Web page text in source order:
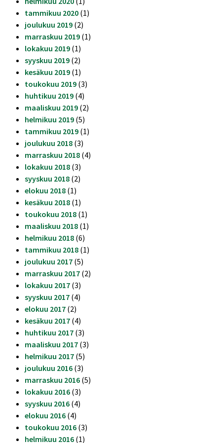
tammikuu 2020 (1)
joulukuu 2019 (2)
marraskuu 2019 (1)
lokakuu 2019 (1)
syyskuu 2019 (2)
kesäkuu 2019 (1)
toukokuu 2019 (3)
huhtikuu 2019 (4)
maaliskuu 2019 (2)
helmikuu 2019 (5)
tammikuu 2019 (1)
joulukuu 2018 (3)
marraskuu 2018 (4)
lokakuu 2018 (3)
syyskuu 2018 (2)
elokuu 2018 (1)
kesäkuu 2018 (1)
toukokuu 2018 (1)
maaliskuu 2018 (1)
helmikuu 2018 (6)
tammikuu 2018 (1)
joulukuu 2017 (5)
marraskuu 2017 (2)
lokakuu 2017 (3)
syyskuu 2017 (4)
elokuu 2017 (2)
kesäkuu 2017 (4)
huhtikuu 2017 (3)
maaliskuu 2017 (3)
helmikuu 2017 (5)
joulukuu 2016 (3)
marraskuu 2016 (5)
lokakuu 2016 (3)
syyskuu 2016 (4)
elokuu 2016 (4)
toukokuu 2016 (3)
helmikuu 2016 (1)